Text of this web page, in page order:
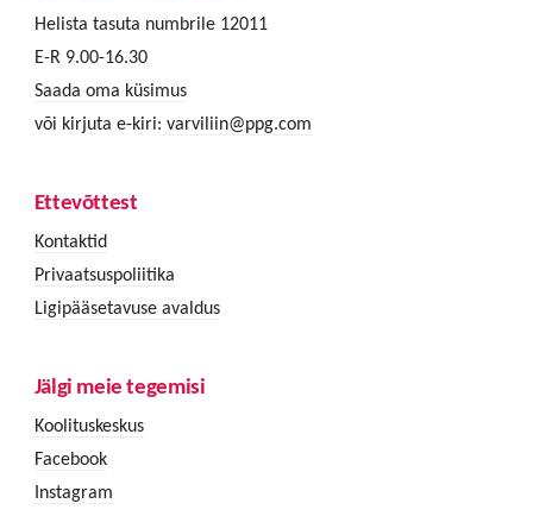
Helista tasuta numbrile 12011
E-R 9.00-16.30
Saada oma küsimus
või kirjuta e-kiri: varviliin@ppg.com
Ettevõttest
Kontaktid
Privaatsuspoliitika
Ligipääsetavuse avaldus
Jälgi meie tegemisi
Koolituskeskus
Facebook
Instagram